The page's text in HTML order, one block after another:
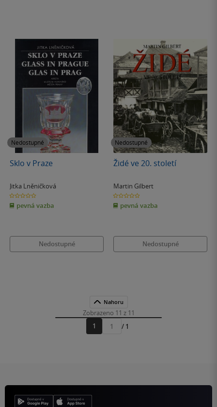
Nedostupné
Sklo v Praze
Jitka Lněničková
0.0
z
5
hvězdiček
pevná vazba
Nedostupné
Nedostupné
Židé ve 20. století
Martin Gilbert
0.0
z
5
hvězdiček
pevná vazba
Nedostupné
Nahoru
Zobrazeno 11 z 11
1
Přejít
/ 1